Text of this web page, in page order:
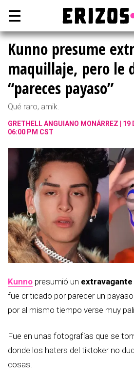
☰
Kunno presume
maquillaje, pero le
“pareces payaso”
Qué raro, amik.
GRETHELL ANGUIANO MONÁRREZ
19
06:00 PM CST
Kunno presumió un extravagante
fue criticado por parecer un
por al mismo tiempo verse muy
Fue en unas fotografías que se
donde los haters del tiktoker no
cosas.